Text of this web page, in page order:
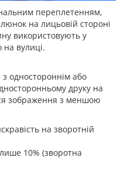
переплетенням,
на лицьовій стороні
використовують у
вулиці.
одностороннім або
друку на
зображення з меншою
на зворотній
10% (зворотна